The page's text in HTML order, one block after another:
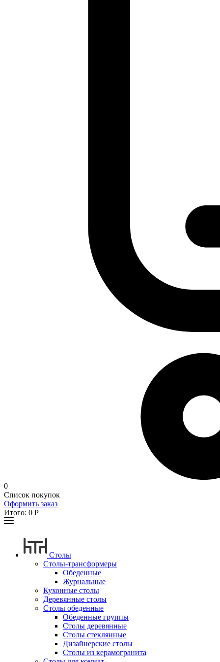
0
Список покупок
Оформить заказ
Итого: 0 Р
Столы
Столы-трансформеры
Обеденные
Журнальные
Кухонные столы
Деревянные столы
Столы обеденные
Обеденные группы
Столы деревянные
Столы стеклянные
Дизайнерские столы
Столы из керамогранита